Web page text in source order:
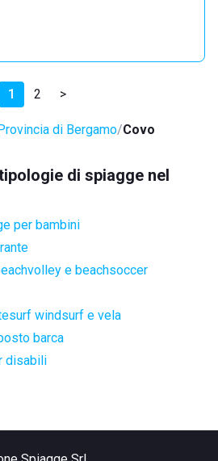
1 2 >
di Bergamo Covo
di spiagge nel
per bambini
e beachsoccer
windsurf e vela
barca
disabili